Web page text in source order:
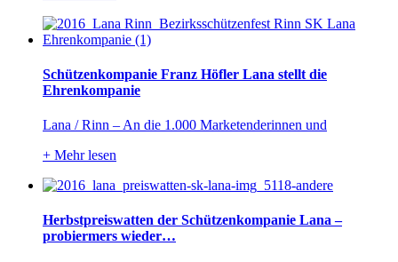
Schützenkompanie Franz Höfler Lana stellt die
Ehrenkompanie
Lana / Rinn – An die 1.000 Marketenderinnen und
+ Mehr lesen
Herbstpreiswatten der Schützenkompanie Lana –
probiermers wieder…